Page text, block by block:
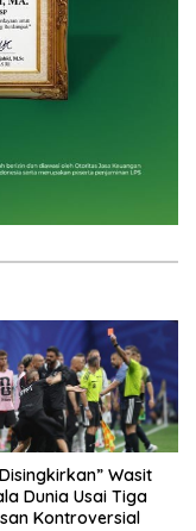
Wasit
Dunia Usai Tiga
Kontroversial